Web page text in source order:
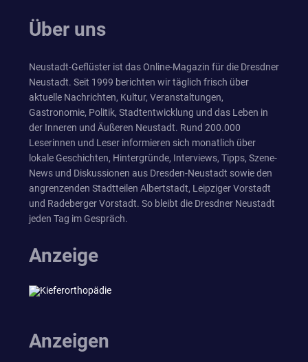
Über uns
Neustadt-Geflüster ist das Online-Magazin für die Dresdner
Neustadt. Seit 1999 berichten wir täglich frisch über
aktuelle Nachrichten, Kultur, Veranstaltungen,
Gastronomie, Politik, Stadtentwicklung und das Leben in
der Inneren und Äußeren Neustadt. Rund 200.000
Leserinnen und Leser informieren sich monatlich über
lokale Geschichten, Hintergründe, Interviews, Tipps, Szene-
News und Diskussionen aus Dresden-Neustadt sowie den
angrenzenden Stadtteilen Albertstadt, Leipziger Vorstadt
und Radeberger Vorstadt. So bleibt die Dresdner Neustadt
jeden Tag im Gespräch.
Anzeige
Anzeigen